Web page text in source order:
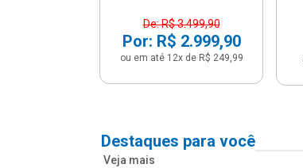
De: R$ 3.499,90
Por: R$ 2.999,90
ou em até 12x de R$ 249,99
Destaques para você
Veja mais